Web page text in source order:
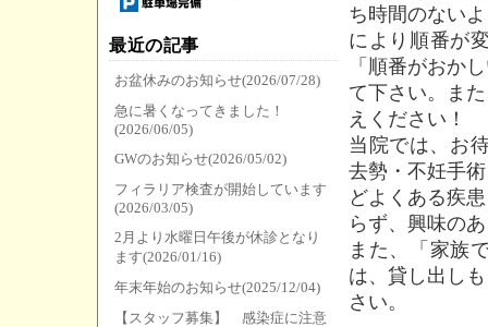
最近の記事
お盆休みのお知らせ(2026/07/28)
急に暑くなってきました！
(2026/06/05)
GWのお知らせ(2026/05/02)
フィラリア検査が開始しています
(2026/03/05)
2月より水曜日午後が休診となり
ます(2026/01/16)
年末年始のお知らせ(2025/12/04)
【スタッフ募集】 感染症に注意
ち時間のない
により順番が
「順番がおか
て下さい。ま
えください！
当院では、お
去勢・不妊手
どよくある疾
らず、興味の
また、「家族
は、貸し出し
さい。